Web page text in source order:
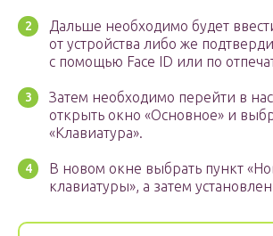
Дальше необходимо будет
от устройства либо же
с помощью Face ID или по
Затем необходимо перейти в
открыть окно «Основное» и
«Клавиатура».
В новом окне выбрать пункт
клавиатуры», а затем